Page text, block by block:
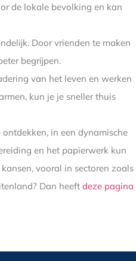
de lokale bevolking en kan
Door vrienden te maken
begrijpen.
van het leven en werken
kun je je sneller thuis
in een dynamische
en het papierwerk kun
vooral in sectoren zoals
Dan heeft deze pagina